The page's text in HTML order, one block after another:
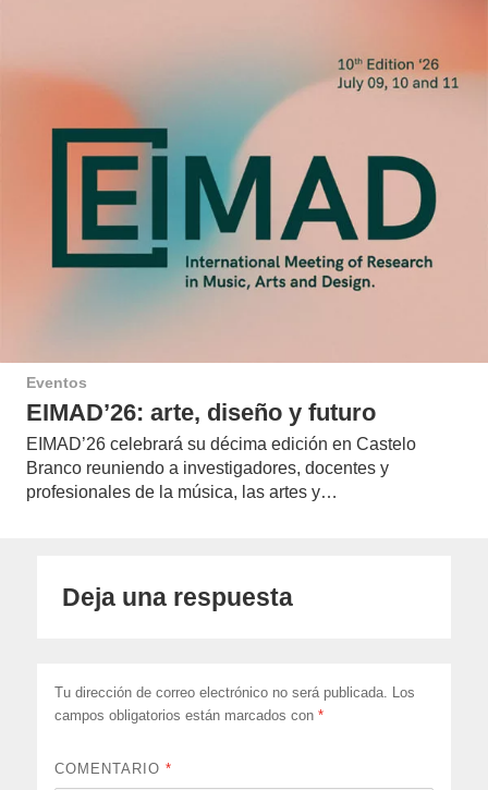
Eventos
EIMAD’26: arte, diseño y futuro
EIMAD’26 celebrará su décima edición en Castelo
Branco reuniendo a investigadores, docentes y
profesionales de la música, las artes y…
Deja una respuesta
Tu dirección de correo electrónico no será publicada. Los
campos obligatorios están marcados con*
COMENTARIO*